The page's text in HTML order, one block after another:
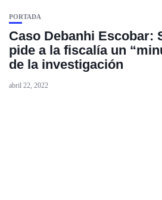
PORTADA
Caso Debanhi Escobar:
pide a la fiscalía un
de la investigación
abril 22, 2022